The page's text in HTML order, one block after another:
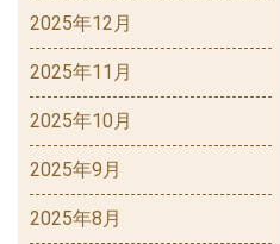
2025年12月
2025年11月
2025年10月
2025年9月
2025年8月